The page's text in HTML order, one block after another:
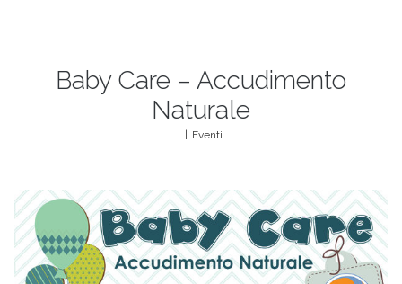
Baby Care – Accudimento
Naturale
Eventi